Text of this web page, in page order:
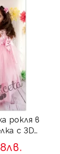
рокля в
с 3D